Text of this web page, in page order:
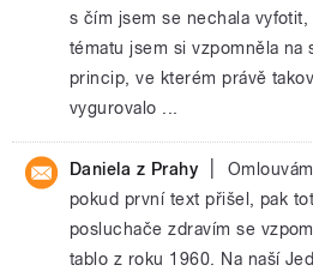
s čím jsem se nechala
tématu jsem si vzpomněla na
princip, ve kterém právě
vygurovalo ...
Daniela z Prahy
pokud první text přišel, pak
posluchače zdravím se
tablo z roku 1960. Na naší